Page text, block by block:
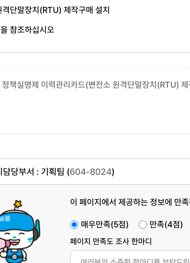
격단말장치(RTU) 제작구매 설치
참조하십시오
정책실명제 이력관리카드(변전소 원격단말장치(RTU)
담당부서 : 기획팀 (604-8024)
이 페이지에서 제공하는 정보에 만
매우만족(5점) 만족(4점)
페이지 만족도 조사 한마디